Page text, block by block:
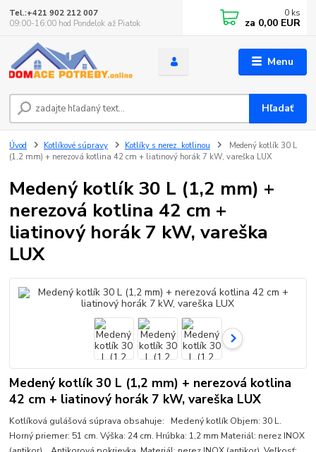
Menu
Hľadať
Tel.:+421 902 212 007
09:00-16:00 hod Pondelok až Piatok
0 ks
za 0,00 EUR
Úvod Kotlíkové súpravy Kotlíky s nerez. kotlinou
Medený kotlík 30 L
(1,2 mm) + nerezová kotlina 42 cm + liatinový horák 7 kW, vareška LUX
Medený kotlík 30 L (1,2 mm) +
nerezová kotlina 42 cm +
liatinový horák 7 kW, vareška
LUX
Medený kotlík 30 L (1,2 mm) + nerezová kotlina
42 cm + liatinový horák 7 kW, vareška LUX
Kotlíková gulášová súprava obsahuje: Medený kotlík Objem: 30 L.
Horný priemer: 51 cm. Výška: 24 cm. Hrúbka: 1,2 mm Materiál: nerez INOX